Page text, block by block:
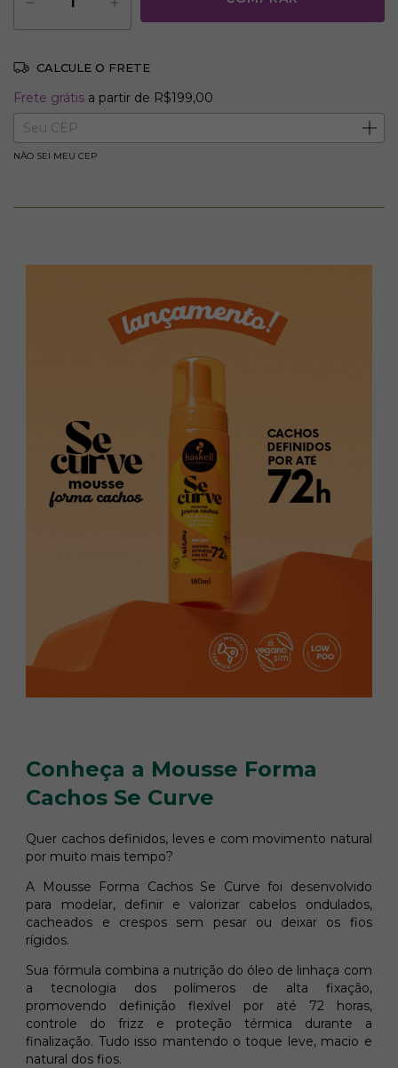
CALCULE O FRETE
Frete grátis R$199,00
Entregas para o CEP: ALTERAR CEP
Frete grátis a partir de R$199,00
NÃO SEI MEU CEP
Conheça a Mousse Forma
Cachos Se Curve
Quer cachos definidos, leves e com movimento natural
por muito mais tempo?
A Mousse Forma Cachos Se Curve foi desenvolvido
para modelar, definir e valorizar cabelos ondulados,
cacheados e crespos sem pesar ou deixar os fios
rígidos.
Sua fórmula combina a nutrição do óleo de linhaça com
a tecnologia dos polímeros de alta fixação,
promovendo definição flexível por até 72 horas,
controle do frizz e proteção térmica durante a
finalização. Tudo isso mantendo o toque leve, macio e
natural dos fios.